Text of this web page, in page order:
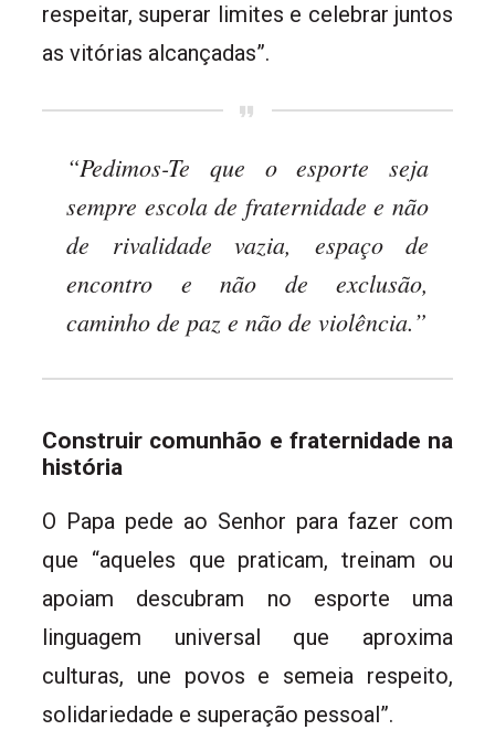
respeitar, superar limites e celebrar juntos
as vitórias alcançadas”.
“Pedimos-Te que o esporte seja
sempre escola de fraternidade e não
de rivalidade vazia, espaço de
encontro e não de exclusão,
caminho de paz e não de violência.”
Construir comunhão e fraternidade na
história
O Papa pede ao Senhor para fazer com
que “aqueles que praticam, treinam ou
apoiam descubram no esporte uma
linguagem universal que aproxima
culturas, une povos e semeia respeito,
solidariedade e superação pessoal”.